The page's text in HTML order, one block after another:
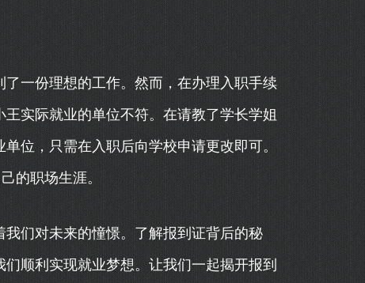
一份理想的工作。然而，在办理入职手续
实际就业的单位不符。在请教了学长学姐
位，只需在入职后向学校申请更改即可。
的职场生涯。
我们对未来的憧憬。了解报到证背后的秘
顺利实现就业梦想。让我们一起揭开报到